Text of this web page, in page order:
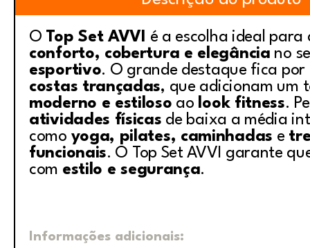
O Top Set AVVI é a escolha ideal para
conforto, cobertura e elegância no
esportivo. O grande destaque fica por
costas trançadas, que adicionam um
moderno e estiloso ao look fitness.
atividades físicas de baixa a média
como yoga, pilates, caminhadas e
funcionais. O Top Set AVVI garante
com estilo e segurança.
Informações adicionais: